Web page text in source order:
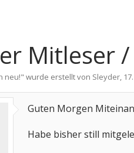
Mitleser
neu!" wurde erstellt von Sleyder,
Guten Morgen
Habe bisher still